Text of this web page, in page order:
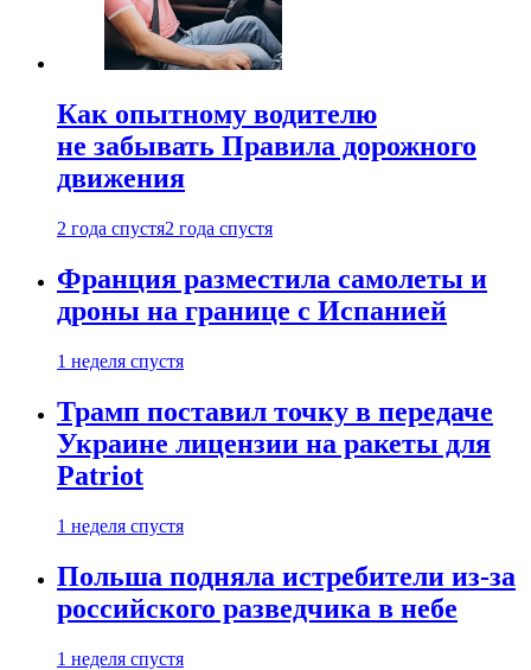
Как опытному водителю
не забывать Правила дорожного
движения
2 года спустя2 года спустя
Франция разместила самолеты и
дроны на границе с Испанией
1 неделя спустя
Трамп поставил точку в передаче
Украине лицензии на ракеты для
Patriot
1 неделя спустя
Польша подняла истребители из-за
российского разведчика в небе
1 неделя спустя